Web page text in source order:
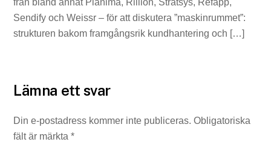
från bland annat Planima, Rillion, Stratsys, Refapp,
Sendify och Weissr – för att diskutera ”maskinrummet”:
strukturen bakom framgångsrik kundhantering och […]
Lämna ett svar
Din e-postadress kommer inte publiceras. Obligatoriska
fält är märkta*